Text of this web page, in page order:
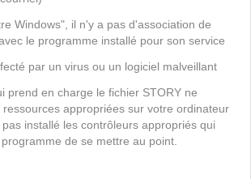
Windows", il n'y a pas d'association de
le programme installé pour son service
par un virus ou un logiciel malveillant
prend en charge le fichier STORY ne
appropriées sur votre ordinateur
installé les contrôleurs appropriés qui
de se mettre au point.